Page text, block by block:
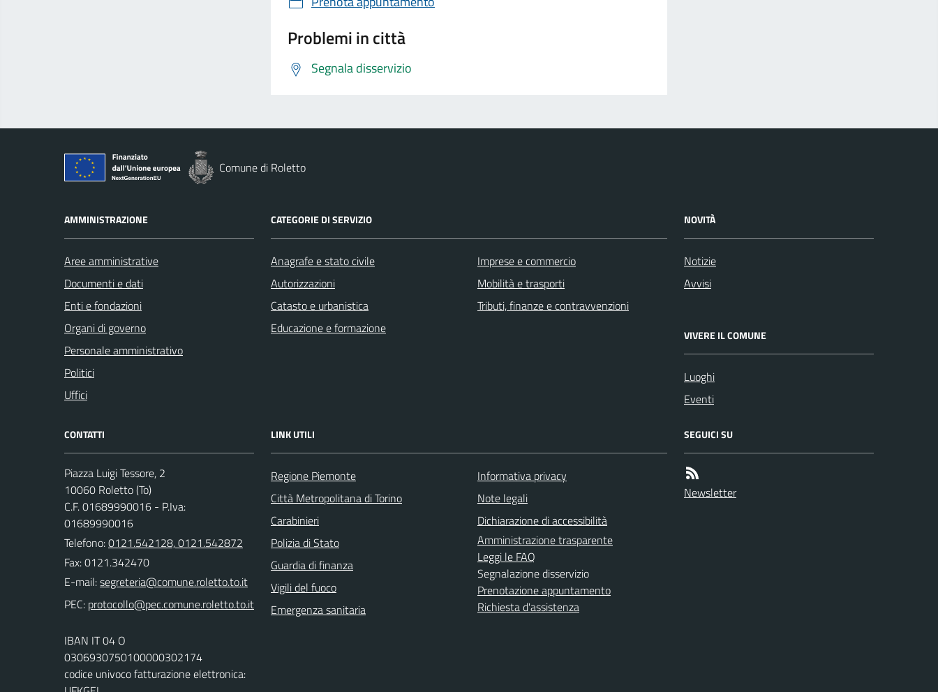
Problemi in città
Segnala disservizio
Comune di Roletto
AMMINISTRAZIONE
Aree amministrative
Documenti e dati
Enti e fondazioni
Organi di governo
Personale amministrativo
Politici
Uffici
CATEGORIE DI SERVIZIO
Anagrafe e stato civile
Autorizzazioni
Catasto e urbanistica
Educazione e formazione
Imprese e commercio
Mobilità e trasporti
Tributi, finanze e contravvenzioni
NOVITÀ
Notizie
Avvisi
VIVERE IL COMUNE
Luoghi
Eventi
CONTATTI
Piazza Luigi Tessore, 2
10060 Roletto (To)
C.F. 01689990016 - P.Iva:
01689990016
Telefono:0121.542128, 0121.542872
Fax: 0121.342470
E-mail:
PEC:
IBAN IT 04 O
0306930750100000302174
codice univoco fatturazione elettronica:
LINK UTILI
Regione Piemonte
Città Metropolitana di Torino
Carabinieri
Polizia di Stato
Guardia di finanza
Vigili del fuoco
Emergenza sanitaria
Informativa privacy
Note legali
Dichiarazione di accessibilità
Amministrazione trasparente
Leggi le FAQ
Segnalazione disservizio
Prenotazione appuntamento
Richiesta d'assistenza
SEGUICI SU
Newsletter